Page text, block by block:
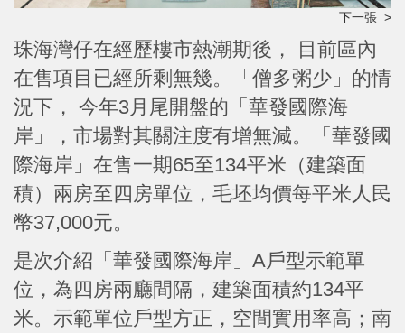
下一張 >
珠海灣仔在經歷樓市熱潮期後， 目前區內
在售項目已經所剩無幾。「僧多粥少」的情
況下， 今年3月尾開盤的「華發國際海
岸」，市場對其關注度有增無減。「華發國
際海岸」在售一期65至134平米（建築面
積）兩房至四房單位，毛坯均價每平米人民
幣37,000元。
是次介紹「華發國際海岸」A戶型示範單
位，為四房兩廳間隔，建築面積約134平
米。示範單位戶型方正，空間實用率高；南